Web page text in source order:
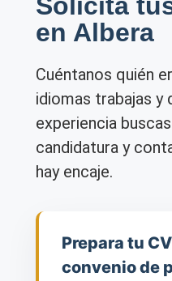
en Albera
Cuéntanos quién
idiomas trabajas y
experiencia
candidatura y
hay encaje.
Prepara tu
convenio de